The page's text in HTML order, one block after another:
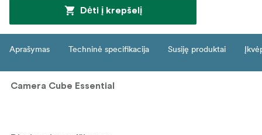
Dėti į krepšelį
Aprašymas Techninė specifikacija Susiję produktai
Camera Cube Essential